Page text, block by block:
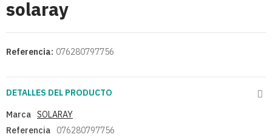
solaray
Referencia: 076280797756
DETALLES DEL PRODUCTO
Marca SOLARAY
Referencia
076280797756